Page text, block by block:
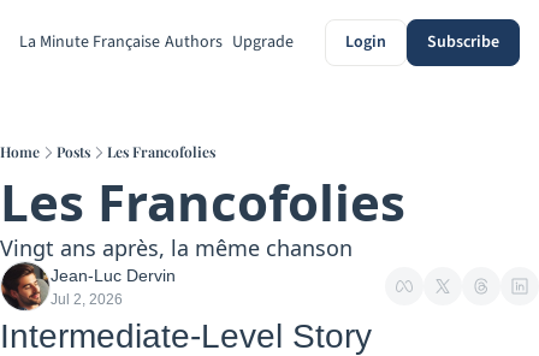
La Minute Française Authors Upgrade Login Subscribe
Home Posts Les Francofolies
Les Francofolies
Vingt ans après, la même chanson
Jean-Luc Dervin
Jul 2, 2026
Intermediate-Level Story